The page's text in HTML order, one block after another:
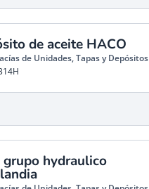
de aceite HACO
de Unidades, Tapas y Depósitos
grupo hydraulico